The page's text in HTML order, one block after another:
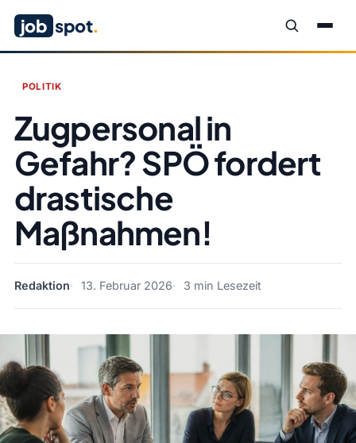
job spot.
POLITIK
Zugpersonal in
Gefahr? SPÖ fordert
drastische
Maßnahmen!
Redaktion 13. Februar 2026 3 min Lesezeit